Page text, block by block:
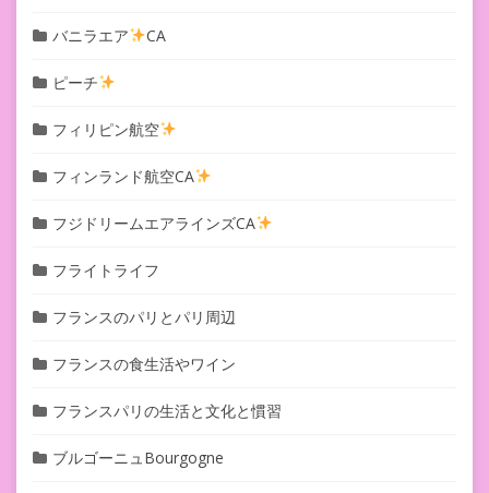
バニラエア CA
ピーチ
フィリピン航空
フィンランド航空CA
フジドリームエアラインズCA
フライトライフ
フランスのパリとパリ周辺
フランスの食生活やワイン
フランスパリの生活と文化と慣習
ブルゴーニュBourgogne